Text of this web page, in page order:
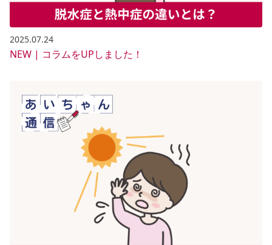
2025.07.24
NEW | コラムをUPしました！